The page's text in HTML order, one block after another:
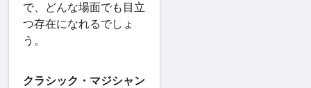
で、どんな場面でも目立
つ存在になれるでしょ
う。
クラシック・マジシャン